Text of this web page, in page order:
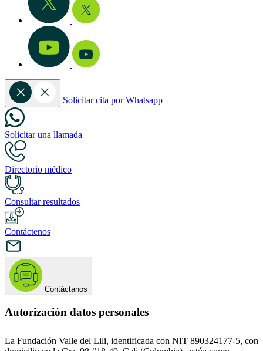
Solicitar cita por Whatsapp
Solicitar una llamada
Directorio médico
Consultar resultados
Contáctenos
Contáctanos
Autorización datos personales
La Fundación Valle del Lili, identificada con NIT 890324177-5, con